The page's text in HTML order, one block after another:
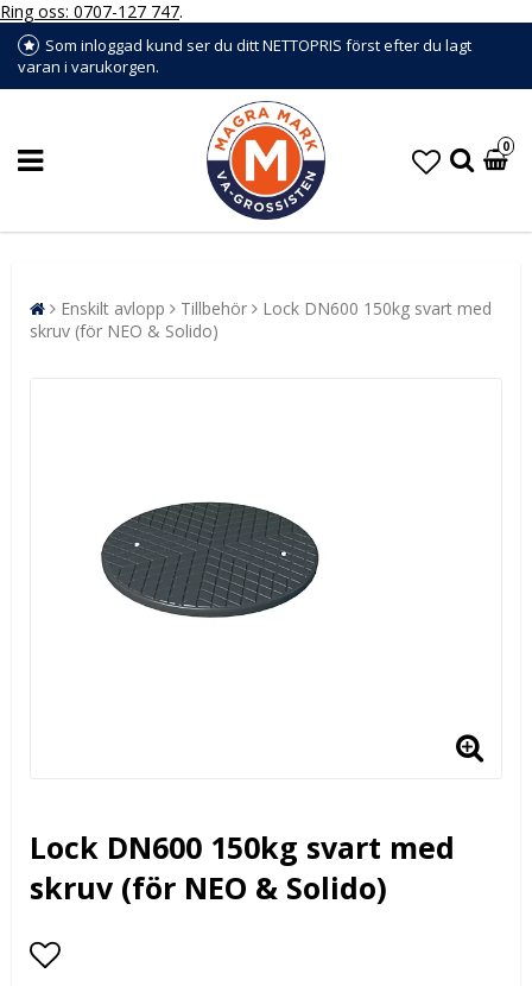
Ring oss: 0707-127 747.
Som inloggad kund ser du ditt NETTOPRIS först efter du lagt
varan i varukorgen.
0
Enskilt avlopp Tillbehör
Lock DN600 150kg svart med
skruv (för NEO & Solido)
Lock DN600 150kg svart med
skruv (för NEO & Solido)